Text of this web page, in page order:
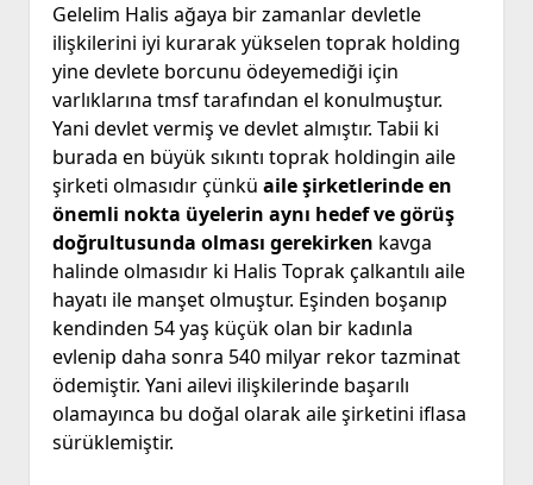
Gelelim Halis ağaya bir zamanlar devletle
ilişkilerini iyi kurarak yükselen toprak holding
yine devlete borcunu ödeyemediği için
varlıklarına tmsf tarafından el konulmuştur.
Yani devlet vermiş ve devlet almıştır. Tabii ki
burada en büyük sıkıntı toprak holdingin aile
şirketi olmasıdır çünkü aile şirketlerinde en
önemli nokta üyelerin aynı hedef ve görüş
doğrultusunda olması gerekirken kavga
halinde olmasıdır ki Halis Toprak çalkantılı aile
hayatı ile manşet olmuştur. Eşinden boşanıp
kendinden 54 yaş küçük olan bir kadınla
evlenip daha sonra 540 milyar rekor tazminat
ödemiştir. Yani ailevi ilişkilerinde başarılı
olamayınca bu doğal olarak aile şirketini iflasa
sürüklemiştir.